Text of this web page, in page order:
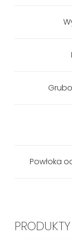
Powłoka